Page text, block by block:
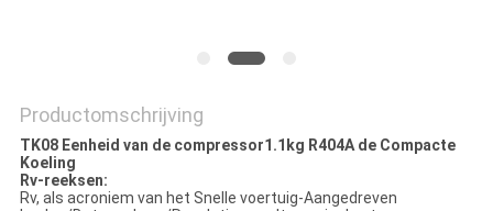
Productomschrijving
TK08 Eenheid van de compressor1.1kg R404A de Compacte
Koeling
Rv-reeksen:
Rv, als acroniem van het Snelle voertuig-Aangedreven